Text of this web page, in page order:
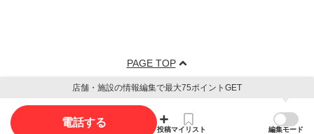
PAGE TOP
店舗・施設の情報編集で最大75ポイントGET
電話する
投稿マイリスト 編集モード